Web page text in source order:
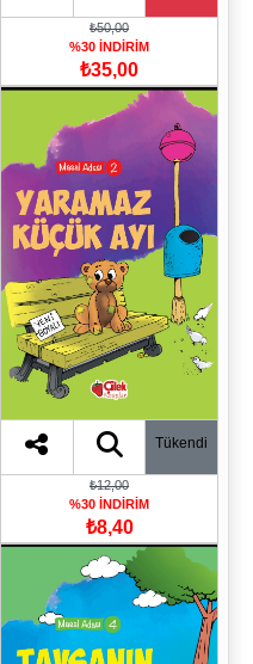
₺50,00
%30 İNDİRİM
₺35,00
Tükendi
₺12,00
%30 İNDİRİM
₺8,40